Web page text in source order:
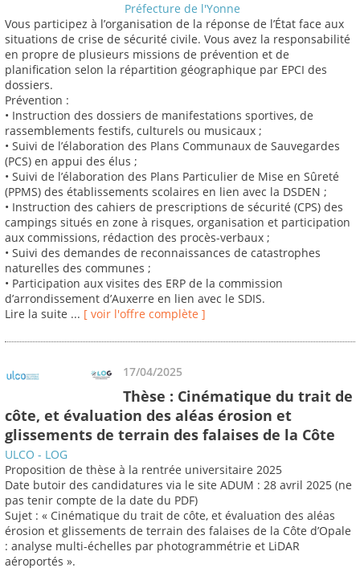
Préfecture de l'Yonne
Vous participez à l’organisation de la réponse de l’État face aux
situations de crise de sécurité civile. Vous avez la responsabilité
en propre de plusieurs missions de prévention et de
planification selon la répartition géographique par EPCI des
dossiers.
Prévention :
• Instruction des dossiers de manifestations sportives, de
rassemblements festifs, culturels ou musicaux ;
• Suivi de l’élaboration des Plans Communaux de Sauvegardes
(PCS) en appui des élus ;
• Suivi de l’élaboration des Plans Particulier de Mise en Sûreté
(PPMS) des établissements scolaires en lien avec la DSDEN ;
• Instruction des cahiers de prescriptions de sécurité (CPS) des
campings situés en zone à risques, organisation et participation
aux commissions, rédaction des procès-verbaux ;
• Suivi des demandes de reconnaissances de catastrophes
naturelles des communes ;
• Participation aux visites des ERP de la commission
d’arrondissement d’Auxerre en lien avec le SDIS.
Lire la suite ... [ voir l'offre complète ]
17/04/2025
Thèse : Cinématique du trait de
côte, et évaluation des aléas érosion et
glissements de terrain des falaises de la Côte
ULCO - LOG
Proposition de thèse à la rentrée universitaire 2025
Date butoir des candidatures via le site ADUM : 28 avril 2025 (ne
pas tenir compte de la date du PDF)
Sujet : « Cinématique du trait de côte, et évaluation des aléas
érosion et glissements de terrain des falaises de la Côte d’Opale
: analyse multi-échelles par photogrammétrie et LiDAR
aéroportés ».